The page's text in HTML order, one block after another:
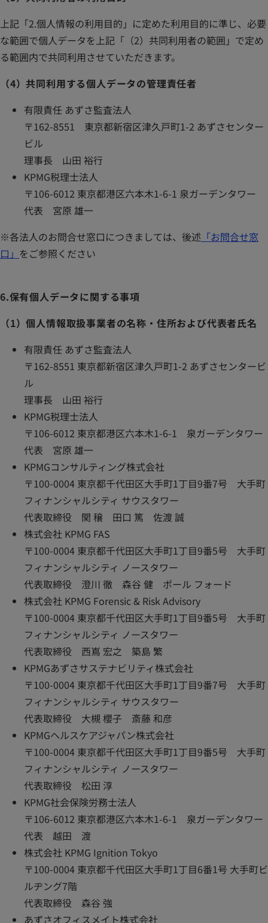
上記「2.個人情報の利用目的」に定めた利用目的に準じ、必要
な範囲で個人データを上記「（2）共同利用者の範囲」で定め
る範囲内で共同利用させていただきます。
（4）共同利用する個人データの管理責任者
有限責任 あずさ監査法人
〒162-8551 東京都新宿区津久戸町1-2 あずさセンター
ビル
理事長 山田 裕行
KPMG税理士法人
〒106-6012 東京都港区六本木1-6-1 泉ガーデンタワー
代表 宮原 雄一
※各法人のお問合せ窓口につきましては、後述 「お問合せ窓
口」 をご参照ください
6.保有個人データに関する事項
（1）個人情報取扱事業者の名称・住所および代表者氏名
有限責任 あずさ監査法人
〒162-8551 東京都新宿区津久戸町1-2 あずさセンタービ
ル
理事長 山田 裕行
KPMG税理士法人
〒106-6012 東京都港区六本木1-6-1 泉ガーデンタワー
代表 宮原 雄一
KPMGコンサルティング株式会社
〒100-0004 東京都千代田区大手町1丁目9番7号 大手町
フィナンシャルシティ サウスタワー
代表取締役 関 穣 田口 篤 佐渡 誠
株式会社 KPMG FAS
〒100-0004 東京都千代田区大手町1丁目9番5号 大手町
フィナンシャルシティ ノースタワー
代表取締役 澄川 徹 森谷 健 ポール フォード
株式会社 KPMG Forensic & Risk Advisory
〒100-0004 東京都千代田区大手町1丁目9番5号 大手町
フィナンシャルシティ ノースタワー
代表取締役 西嶌 宏之 築島 繁
KPMGあずさサステナビリティ株式会社
〒100-0004 東京都千代田区大手町1丁目9番7号 大手町
フィナンシャルシティ サウスタワー
代表取締役 大槻 櫻子 斎藤 和彦
KPMGヘルスケアジャパン株式会社
〒100-0004 東京都千代田区大手町1丁目9番5号 大手町
フィナンシャルシティ ノースタワー
代表取締役 松田 淳
KPMG社会保険労務士法人
〒106-6012 東京都港区六本木1-6-1 泉ガーデンタワー
代表 越田 渡
株式会社 KPMG Ignition Tokyo
〒100-0004 東京都千代田区大手町1丁目6番1号 大手町ビ
ルヂング7階
代表取締役 森谷 強
あずさオフィスメイト株式会社